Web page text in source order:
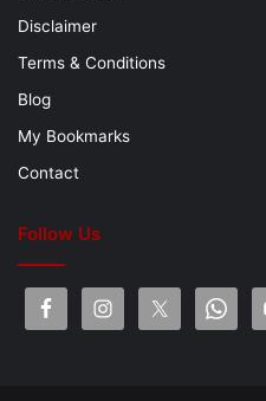
Disclaimer
Terms & Conditions
Blog
My Bookmarks
Contact
Follow Us